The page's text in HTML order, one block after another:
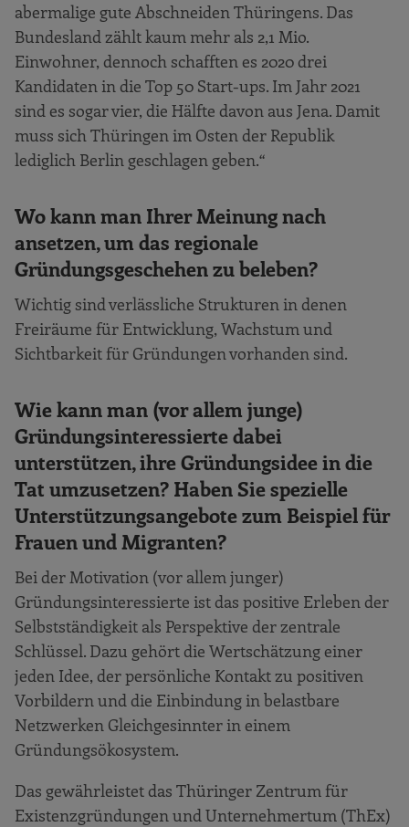
abermalige gute Abschneiden Thüringens. Das
Bundesland zählt kaum mehr als 2,1 Mio.
Einwohner, dennoch schafften es 2020 drei
Kandidaten in die Top 50 Start-ups. Im Jahr 2021
sind es sogar vier, die Hälfte davon aus Jena. Damit
muss sich Thüringen im Osten der Republik
lediglich Berlin geschlagen geben.“
Wo kann man Ihrer Meinung nach
ansetzen, um das regionale
Gründungsgeschehen zu beleben?
Wichtig sind verlässliche Strukturen in denen
Freiräume für Entwicklung, Wachstum und
Sichtbarkeit für Gründungen vorhanden sind.
Wie kann man (vor allem junge)
Gründungsinteressierte dabei
unterstützen, ihre Gründungsidee in die
Tat umzusetzen? Haben Sie spezielle
Unterstützungsangebote zum Beispiel für
Frauen und Migranten?
Bei der Motivation (vor allem junger)
Gründungsinteressierte ist das positive Erleben der
Selbstständigkeit als Perspektive der zentrale
Schlüssel. Dazu gehört die Wertschätzung einer
jeden Idee, der persönliche Kontakt zu positiven
Vorbildern und die Einbindung in belastbare
Netzwerken Gleichgesinnter in einem
Gründungsökosystem.
Das gewährleistet das Thüringer Zentrum für
Existenzgründungen und Unternehmertum (ThEx)